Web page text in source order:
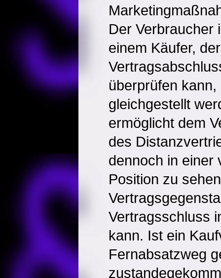
Der Verbraucher
einem Käufer,
überprüfen
gleichgestellt
ermöglicht dem
des
dennoch in einer
Position zu
Vertragsschluss
kann. Ist ein
Fernabsatzweg